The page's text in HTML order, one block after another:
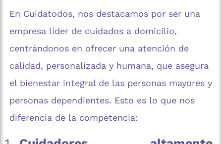
En Cuidatodos, nos destacamos por ser una
empresa líder de cuidados a domicilio,
centrándonos en ofrecer una atención de
calidad, personalizada y humana, que asegura
el bienestar integral de las personas mayores y
personas dependientes. Esto es lo que nos
diferencia de la competencia: